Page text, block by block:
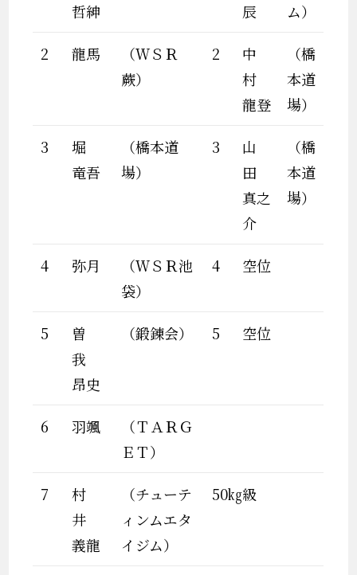
哲紳
辰
ム）
2 龍馬
（ＷＳＲ
蕨）
2
中
村
龍登
（橋
本道
場）
3
堀
竜吾
（橋本道
場）
3
山
田
真之
介
（橋
本道
場）
4 弥月
（ＷＳＲ池
袋）
4 空位
5
曽
我
昂史
（鍛錬会） 5 空位
6 羽颯
（ＴＡＲＧ
ＥＴ）
7
村
井
義龍
（チューテ
ィンムエタ
イジム）
50㎏級